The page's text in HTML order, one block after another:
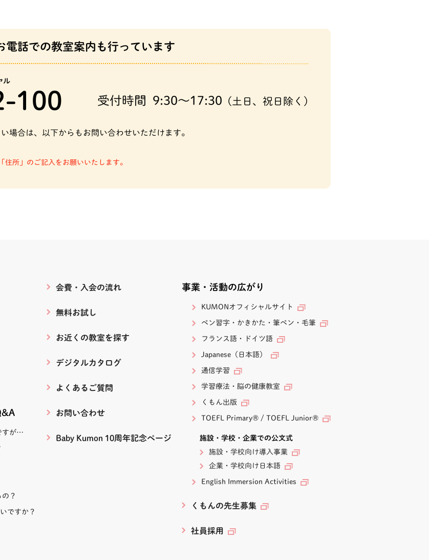
電話での教室案内も行っています
ル
100 受付時間 9:30～17:30 (土日、祝日除く)
場合は、以下からもお問い合わせいただけます。
所」のご記入をお願いいたします。
すが…
？
ですか？
会費・入会の流れ
無料お試し
お近くの教室を探す
デジタルカタログ
よくあるご質問
お問い合わせ
Baby Kumon 10周年記念ページ
事業・活動の広がり
KUMONオフィシャルサイト
ペン習字・かきかた・筆ペン・毛筆
フランス語・ドイツ語
Japanese（日本語）
通信学習
学習療法・脳の健康教室
くもん出版
TOEFL Primary®/TOEFL Junior®
施設・学校・企業での公文式
施設・学校向け導入事業
企業・学校向け日本語
English Immersion Activities
くもんの先生募集
社員採用